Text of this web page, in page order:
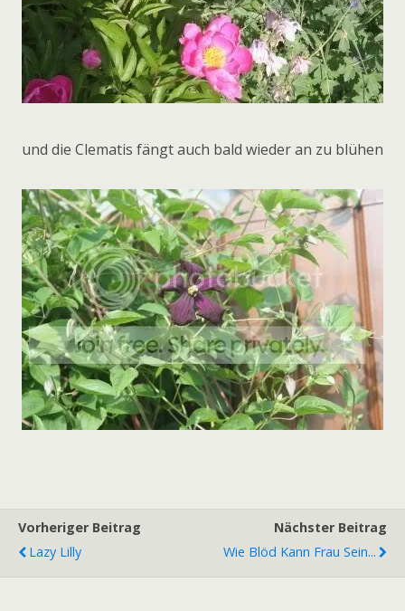
und die Clematis fängt auch bald wieder an zu blühen
Vorheriger Beitrag
Lazy Lilly
Nächster Beitrag
Wie Blöd Kann Frau Sein...